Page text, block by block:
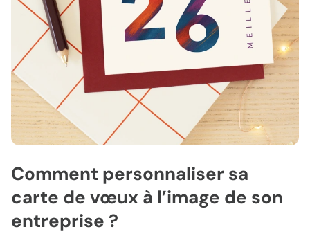
Comment personnaliser sa
carte de vœux à l’image de son
entreprise ?